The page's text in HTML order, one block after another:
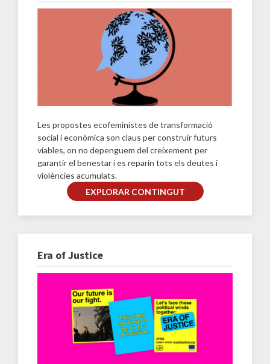
Les propostes ecofeministes de transformació
social i econòmica son claus per construir futurs
viables, on no depenguem del creixement per
garantir el benestar i es reparin tots els deutes i
violències acumulats.
EXPLORAR CONTINGUT
Era of Justice